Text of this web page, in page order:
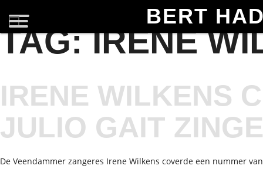
BERT
TAG:IRENE
IRENE WILKENS
JULIO GAIT
De Veendammer zangeres Irene Wilkens coverde een nummer van